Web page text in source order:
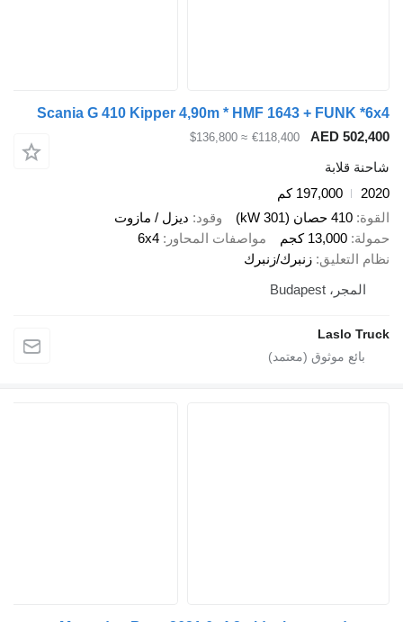
Scania G 410 Kipper 4,90m * HMF 1643 + FUNK
AED
€118,400
≈ $136,800
قلابة
197,000 كم
410 حصان (301 kW) وقود
ديزل / مازوت
13,000 كجم مواصفات المحاور 6x4
التعليق زنبرك/زنبرك
المجر، Budapest
Laslo